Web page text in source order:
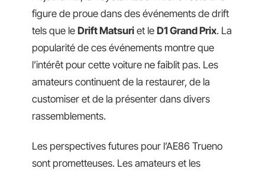
figure de proue dans des événements de drift
tels que le Drift Matsuri et le D1 Grand Prix. La
popularité de ces événements montre que
l’intérêt pour cette voiture ne faiblit pas. Les
amateurs continuent de la restaurer, de la
customiser et de la présenter dans divers
rassemblements.
Les perspectives futures pour l’AE86 Trueno
sont prometteuses. Les amateurs et les